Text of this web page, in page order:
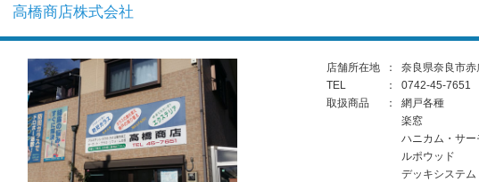
高橋商店株式会社
店舗所在地 ：
奈良県奈良市
TEL
：
0742-45-7651
取扱商品
：
網戸各種
楽窓
ハニカム・サ
ルポウッド
デッキシステム